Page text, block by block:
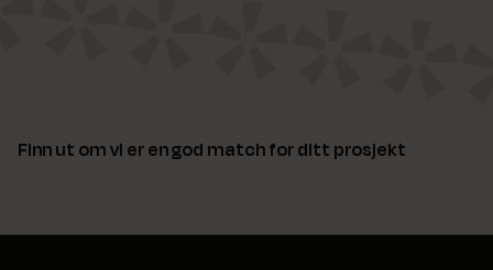
Finn ut om vi er en god match for ditt prosjekt